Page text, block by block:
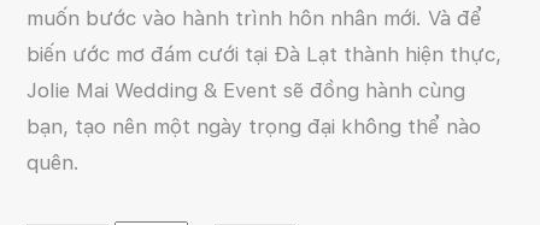
muốn bước vào hành trình hôn nhân mới. Và để
biến ước mơ đám cưới tại Đà Lạt thành hiện thực,
Jolie Mai Wedding & Event sẽ đồng hành cùng
bạn, tạo nên một ngày trọng đại không thể nào
quên.